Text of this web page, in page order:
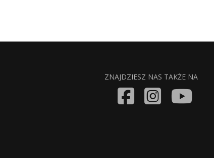
ZNAJDZIESZ NAS TAKŻE NA